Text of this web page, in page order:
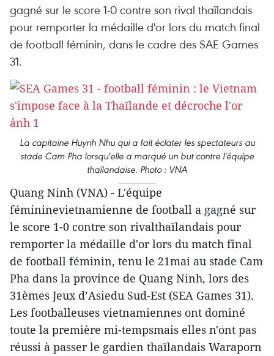
gagné sur le score 1-0 contre son rival thaïlandais
pour remporter la médaille d'or lors du match final
de football féminin, dans le cadre des SAE Games
31.
La capitaine Huynh Nhu qui a fait éclater les spectateurs au
stade Cam Pha lorsqu'elle a marqué un but contre l'équipe
thaïlandaise. Photo : VNA
Quang Ninh (VNA) - L'équipe
fémininevietnamienne de football a gagné sur
le score 1-0 contre son rivalthaïlandais pour
remporter la médaille d'or lors du match final
de football féminin, tenu le 21mai au stade Cam
Pha dans la province de Quang Ninh, lors des
31èmes Jeux d’Asiedu Sud-Est (SEA Games 31).
Les footballeuses vietnamiennes ont dominé
toute la première mi-tempsmais elles n'ont pas
réussi à passer le gardien thaïlandais Waraporn